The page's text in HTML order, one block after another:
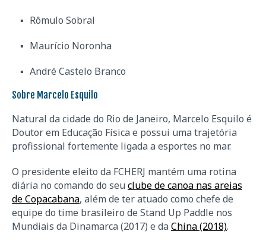
Rômulo Sobral
Maurício Noronha
André Castelo Branco
Sobre Marcelo Esquilo
Natural da cidade do Rio de Janeiro, Marcelo Esquilo é
Doutor em Educação Física e possui uma trajetória
profissional fortemente ligada a esportes no mar.
O presidente eleito da FCHERJ mantém uma rotina
diária no comando do seuclube de canoa nas areias
de Copacabana, além de ter atuado como chefe de
equipe do time brasileiro de Stand Up Paddle nos
Mundiais da Dinamarca (2017) e daChina (2018).